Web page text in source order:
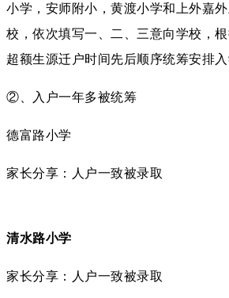
小学，安师附小，黄渡小学和上外嘉
校，依次填写一、二、三意向学校，根
超额生源迁户时间先后顺序统筹安排
②、入户一年多被统筹
德富路小学
家长分享：人户一致被录取
清水路小学
家长分享：人户一致被录取